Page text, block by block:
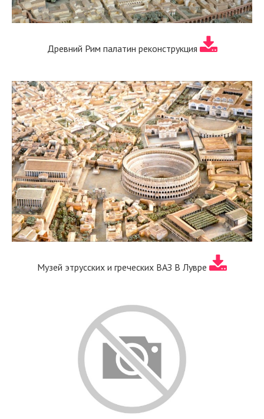
Древний Рим палатин реконструкция
Музей этрусских и греческих ВАЗ В Лувре